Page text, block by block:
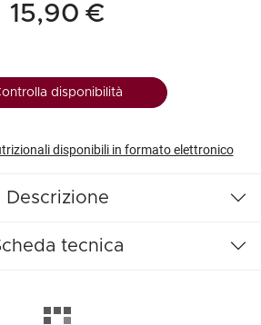
15,90 €
disponibilità
disponibili in formato elettronico
Descrizione
tecnica